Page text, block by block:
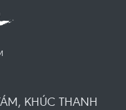
KHÚC THANH